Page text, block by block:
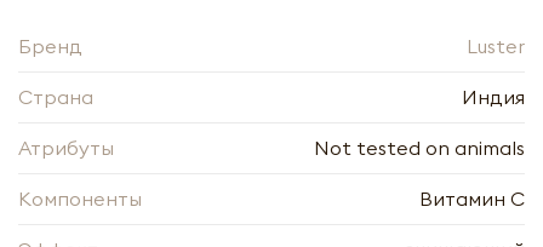
Бренд Luster
Страна Индия
Атрибуты Not tested on animals
Компоненты Витамин C
Набор: Пенка-скраб для умывания,